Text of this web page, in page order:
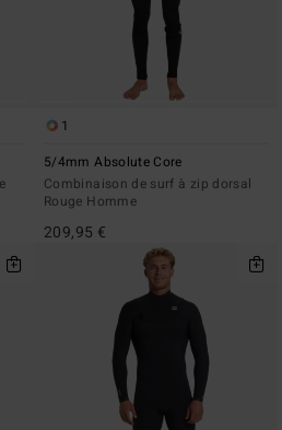
1
5/4mm Absolute Core
Combinaison de surf à zip dorsal
Rouge Homme
209,95 €